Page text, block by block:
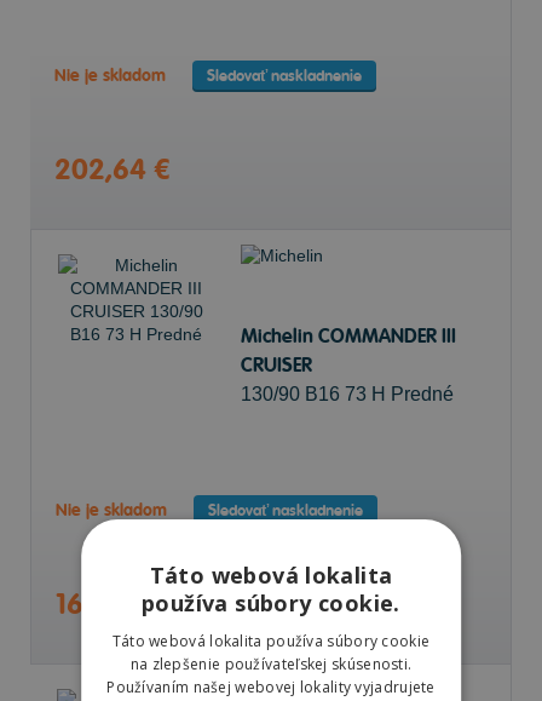
Nie je skladom Sledovať naskladnenie
202,64 €
Michelin COMMANDER III
CRUISER
130/90 B16 73 H Predné
Nie je skladom Sledovať naskladnenie
166,23 €
Táto webová lokalita
používa súbory cookie.
Táto webová lokalita používa súbory cookie
na zlepšenie používateľskej skúsenosti.
Používaním našej webovej lokality vyjadrujete